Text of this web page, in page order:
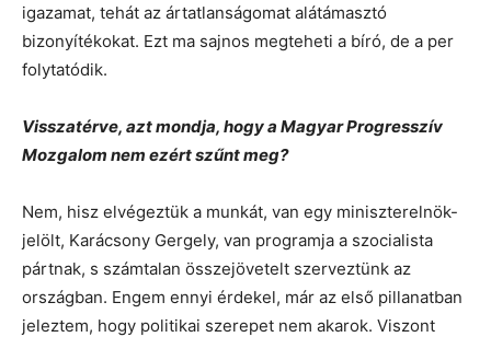
igazamat, tehát az ártatlanságomat alátámasztó
bizonyítékokat. Ezt ma sajnos megteheti a bíró, de a per
folytatódik.
Visszatérve, azt mondja, hogy a Magyar Progresszív
Mozgalom nem ezért szűnt meg?
Nem, hisz elvégeztük a munkát, van egy miniszterelnök-
jelölt, Karácsony Gergely, van programja a szocialista
pártnak, s számtalan összejövetelt szerveztünk az
országban. Engem ennyi érdekel, már az első pillanatban
jeleztem, hogy politikai szerepet nem akarok. Viszont